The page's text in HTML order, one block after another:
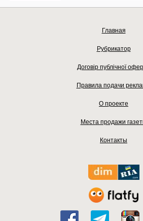
Главная
Рубрикатор
Договір публічної
Правила подачи
О проекте
Места продажи
Контакты